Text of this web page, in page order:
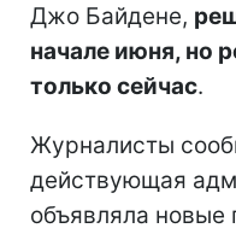
Джо Байдене,
начале июня, но
только сейчас.
Журналисты
действующая
объявляла новые